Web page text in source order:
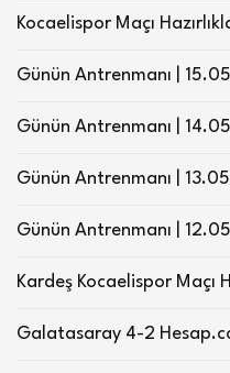
Kocaelispor Maçı
Günün Antrenmanı |
Günün Antrenmanı |
Günün Antrenmanı |
Günün Antrenmanı |
Kardeş Kocaelispor Maçı
Galatasaray 4-2